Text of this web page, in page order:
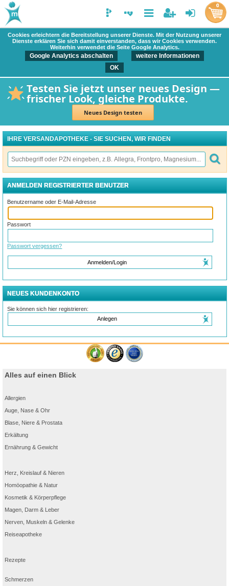
Cookies erleichtern die Bereitstellung unserer Dienste. Mit der Nutzung unserer
Dienste erklären Sie sich damit einverstanden, dass wir Cookies verwenden.
Weiterhin verwendet die Seite Google Analytics.
Google Analytics abschalten
weitere Informationen
OK
Testen Sie jetzt unser neues Design —
frischer Look, gleiche Produkte.
Neues Design testen
0
IHRE VERSANDAPOTHEKE - SIE SUCHEN, WIR FINDEN
ANMELDEN REGISTRIERTER BENUTZER
Benutzername oder E-Mail-Adresse
Passwort
Passwort vergessen?
Anmelden/Login
NEUES KUNDENKONTO
Sie können sich hier registrieren:
Anlegen
Alles auf einen Blick
Allergien
Auge, Nase & Ohr
Blase, Niere & Prostata
Erkältung
Ernährung & Gewicht
Herz, Kreislauf & Nieren
Homöopathie & Natur
Kosmetik & Körperpflege
Magen, Darm & Leber
Nerven, Muskeln & Gelenke
Reiseapotheke
Rezepte
Schmerzen